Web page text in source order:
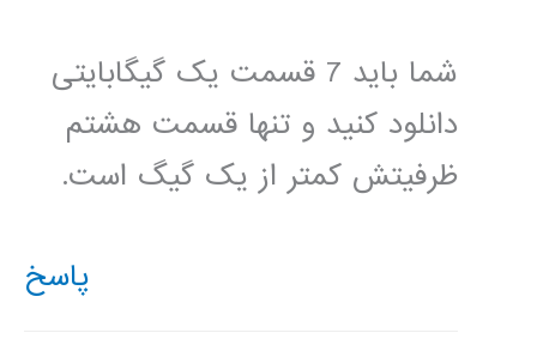
شما باید 7 قسمت یک گیگابایتی
دانلود کنید و تنها قسمت هشتم
ظرفیتش کمتر از یک گیگ است.
پاسخ